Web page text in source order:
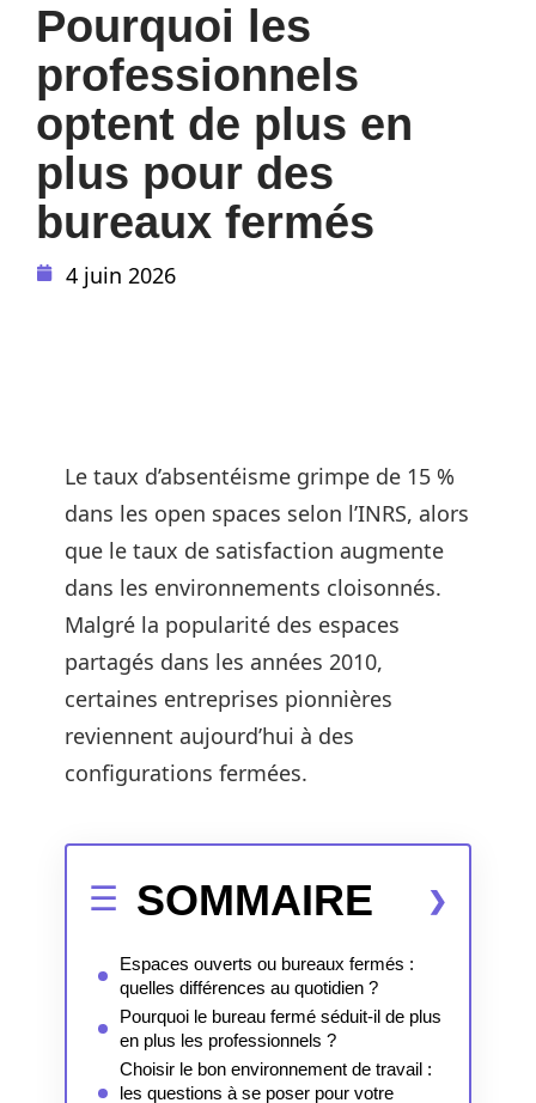
Pourquoi les
professionnels
optent de plus en
plus pour des
bureaux fermés
4 juin 2026
Le taux d’absentéisme grimpe de 15 %
dans les open spaces selon l’INRS, alors
que le taux de satisfaction augmente
dans les environnements cloisonnés.
Malgré la popularité des espaces
partagés dans les années 2010,
certaines entreprises pionnières
reviennent aujourd’hui à des
configurations fermées.
SOMMAIRE
Espaces ouverts ou bureaux fermés :
quelles différences au quotidien ?
Pourquoi le bureau fermé séduit-il de plus
en plus les professionnels ?
Choisir le bon environnement de travail :
les questions à se poser pour votre